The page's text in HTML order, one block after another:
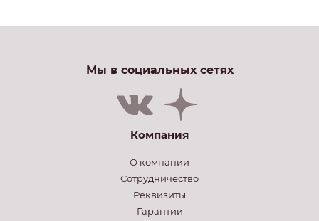
Мы в социальных сетях
Компания
О компании
Сотрудничество
Реквизиты
Гарантии